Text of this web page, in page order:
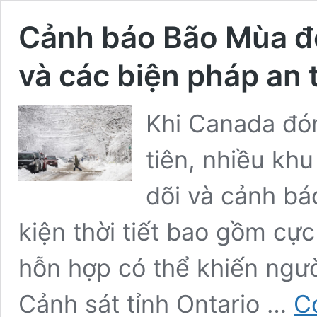
Cảnh báo Bão Mùa
và các biện pháp an
Khi Canada
tiên, nhiều
dõi và cảnh
kiện thời tiết bao gồm
hỗn hợp có thể khiến
Cảnh sát tỉnh Ontario …